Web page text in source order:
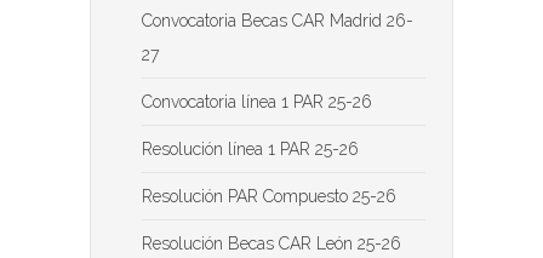
Convocatoria Becas CAR Madrid 26-
27
Convocatoria línea 1 PAR 25-26
Resolución línea 1 PAR 25-26
Resolución PAR Compuesto 25-26
Resolución Becas CAR León 25-26